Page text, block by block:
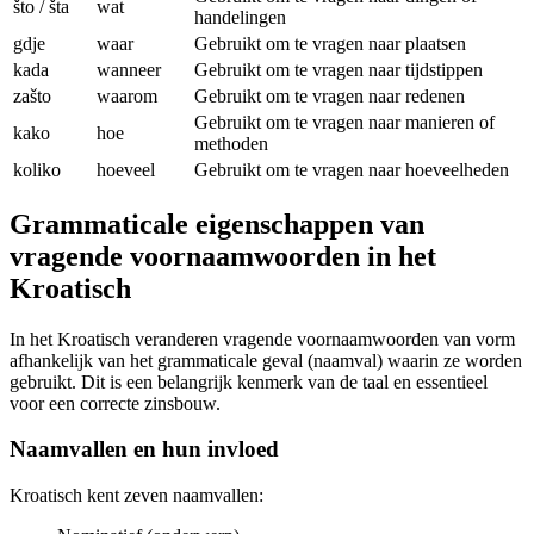
što / šta wat
handelingen
gdje
waar
Gebruikt om te vragen naar plaatsen
kada
wanneer
Gebruikt om te vragen naar tijdstippen
zašto
waarom
Gebruikt om te vragen naar redenen
kako
hoe
Gebruikt om te vragen naar manieren of
methoden
koliko
hoeveel Gebruikt om te vragen naar hoeveelheden
Grammaticale eigenschappen van
vragende voornaamwoorden in het
Kroatisch
In het Kroatisch veranderen vragende voornaamwoorden van vorm
afhankelijk van het grammaticale geval (naamval) waarin ze worden
gebruikt. Dit is een belangrijk kenmerk van de taal en essentieel
voor een correcte zinsbouw.
Naamvallen en hun invloed
Kroatisch kent zeven naamvallen: